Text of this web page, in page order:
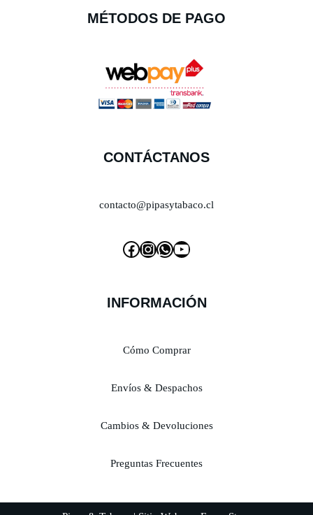
MÉTODOS DE PAGO
CONTÁCTANOS
contacto@pipasytabaco.cl
INFORMACIÓN
Cómo Comprar
Envíos & Despachos
Cambios & Devoluciones
Preguntas Frecuentes